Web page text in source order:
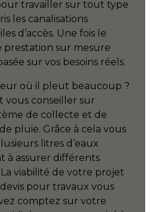
travailler sur tout type
les canalisations
d’accès. Une fois le
prestation sur mesure
sur vos besoins réels.
où il pleut beaucoup ?
vous conseiller sur
de collecte et de
pluie. Grâce à cela vous
litres d’eaux
à assurer différents
viabilité de votre projet
pour travaux vous
comptez sur votre